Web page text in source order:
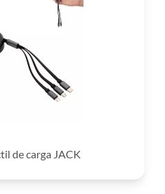
de carga JACK